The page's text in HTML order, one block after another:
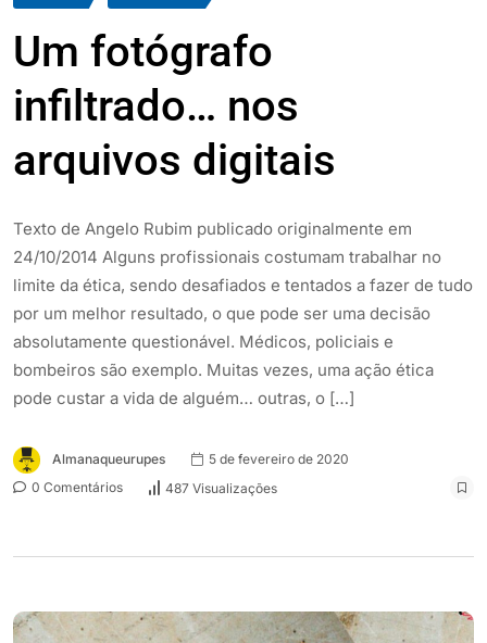
Um fotógrafo
infiltrado… nos
arquivos digitais
Texto de Angelo Rubim publicado originalmente em
24/10/2014 Alguns profissionais costumam trabalhar no
limite da ética, sendo desafiados e tentados a fazer de tudo
por um melhor resultado, o que pode ser uma decisão
absolutamente questionável. Médicos, policiais e
bombeiros são exemplo. Muitas vezes, uma ação ética
pode custar a vida de alguém… outras, o […]
Almanaqueurupes
5 de fevereiro de 2020
0 Comentários
487 Visualizações